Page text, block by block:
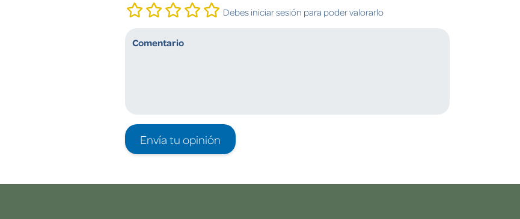
Debes iniciar sesión para poder valorarlo
Envía tu opinión